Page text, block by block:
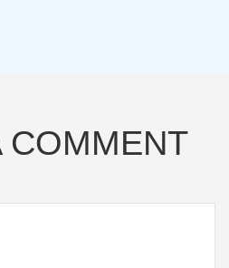
COMMENT